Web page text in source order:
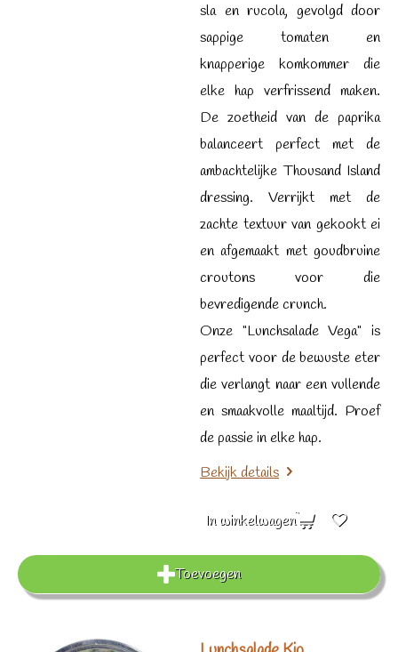
sla en rucola, gevolgd door
sappige tomaten en
knapperige komkommer die
elke hap verfrissend maken.
De zoetheid van de paprika
balanceert perfect met de
ambachtelijke Thousand Island
dressing. Verrijkt met de
zachte textuur van gekookt ei
en afgemaakt met goudbruine
croutons voor die
bevredigende crunch.
Onze "Lunchsalade Vega" is
perfect voor de bewuste eter
die verlangt naar een vullende
en smaakvolle maaltijd. Proef
de passie in elke hap.
Bekijk details
In winkelwagen
Toevoegen